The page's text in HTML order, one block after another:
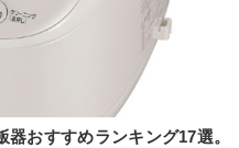
器おすすめランキング17選。